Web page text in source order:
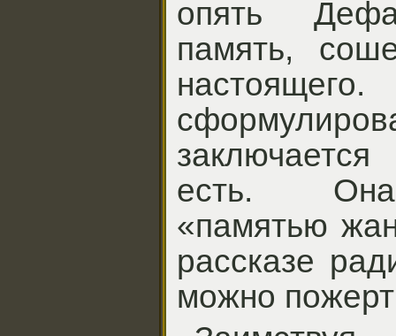
опять
память,
есть. Она
«памятью
рассказе
можно